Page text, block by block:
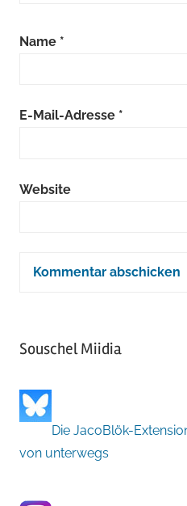
Name *
E-Mail-Adresse *
Website
Souschel Miidia
Die JacoBlök-
von unterwegs